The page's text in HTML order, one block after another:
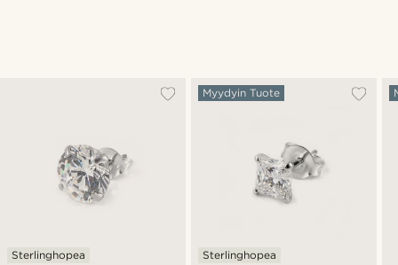
Sterlinghopea
Myydyin Tuote
Sterlinghopea